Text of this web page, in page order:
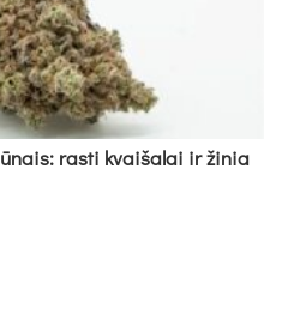
ras­ti kvai­ša­lai ir ži­nia